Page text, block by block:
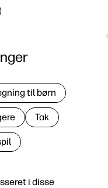
i disse
til børn
Tak